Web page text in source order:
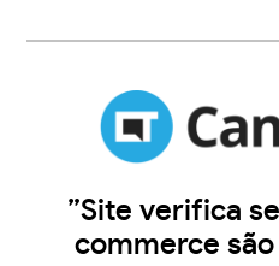
”Site verifica
commerce